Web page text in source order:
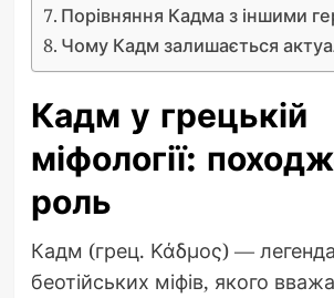
Порівняння Кадма з іншими
Чому Кадм залишається
Кадм у грецькій
міфології:
роль
Кадм (грец. Κάδμος) —
беотійських міфів, якого